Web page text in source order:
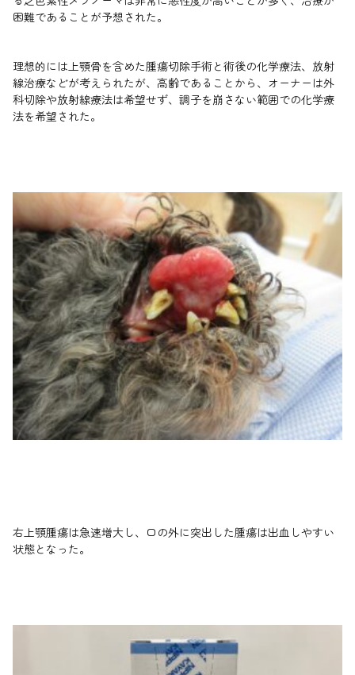
困難であることが予想された。
理想的には上顎骨を含めた腫瘍切除手術と術後の化学療法、放射
線治療などが考えられたが、高齢であることから、オーナーは外
科切除や放射線療法は希望せず、調子を崩さない範囲での化学療
法を希望された。
右上顎腫瘍は急速増大し、口の外に突出した腫瘍は出血しやすい
状態となった。